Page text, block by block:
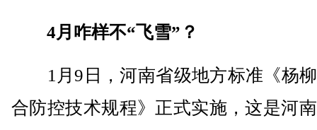
4月咋样不“飞雪”？
1月9日，河南省级地方标准《杨
合防控技术规程》正式实施，这是河